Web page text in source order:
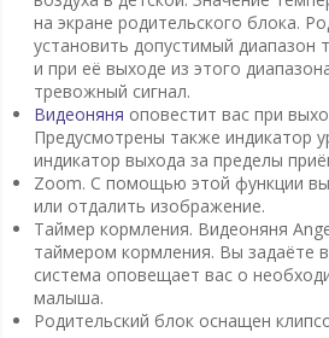
на экране родительского блока.
установить допустимый диапазон
и при её выходе из этого
тревожный сигнал.
Видеоняня оповестит вас при
Предусмотрены также индикатор
индикатор выхода за пределы
Zoom. С помощью этой функции
или отдалить изображение.
Таймер кормления. Видеоняня
таймером кормления. Вы задаёте
система оповещает вас о
малыша.
Родительский блок оснащен